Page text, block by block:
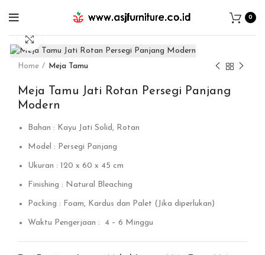
0
Home Meja Tamu
Meja Tamu Jati Rotan Persegi Panjang
Modern
Bahan : Kayu Jati Solid, Rotan
Model : Persegi Panjang
Ukuran : 120 x 60 x 45 cm
Finishing : Natural Bleaching
Packing : Foam, Kardus dan Palet (Jika diperlukan)
Waktu Pengerjaan : 4 – 6 Minggu